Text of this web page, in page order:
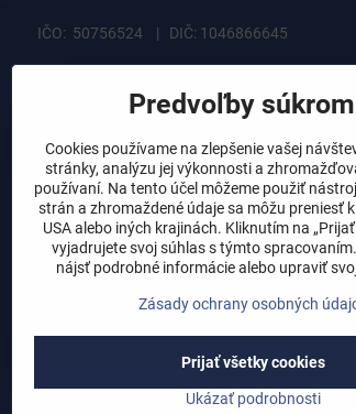
IČO: 50756524 | DIČ: 1046866645
rýchly kontaktPredvoľby
Cookies používame na zlepšenie vašej
stránky, analýzu jej výkonnosti a
používaní. Na tento účel môžeme použiť
strán a zhromaždené údaje sa môžu preniesť
USA alebo iných krajinách. Kliknutím na
vyjadrujete svoj súhlas s týmto
nájsť podrobné informácie alebo upraviť
Zásady ochrany osobných
Ukázať podrobnosti
Prijať všetky cookies